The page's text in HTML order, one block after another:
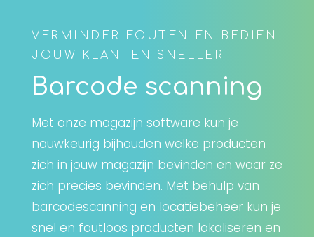
VERMINDER FOUTEN EN BEDIEN
JOUW KLANTEN SNELLER
Barcode scanning
Met onze magazijn software kun je
nauwkeurig bijhouden welke producten
zich in jouw magazijn bevinden en waar ze
zich precies bevinden. Met behulp van
barcodescanning en locatiebeheer kun je
snel en foutloos producten lokaliseren en